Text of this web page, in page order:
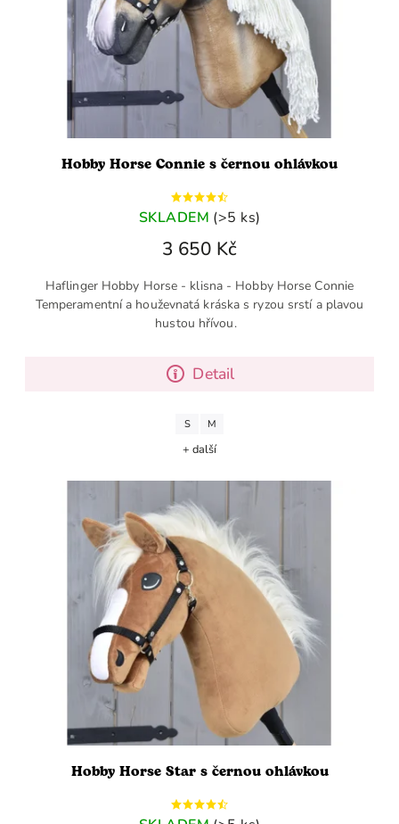
Hobby Horse Connie s černou ohlávkou
SKLADEM (>5 ks)
3 650 Kč
Detail
Haflinger Hobby Horse - klisna - Hobby Horse Connie
Temperamentní a houževnatá kráska s ryzou srstí a plavou
hustou hřívou.
S M
+ další
Hobby Horse Star s černou ohlávkou